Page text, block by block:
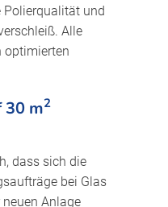
Polierqualität und
Alle
optimierten
30 m2
dass sich die
bei Glas
Anlage